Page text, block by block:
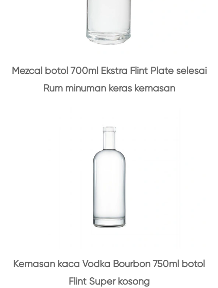
Mezcal botol 700ml Ekstra Flint Plate selesai
Rum minuman keras kemasan
Kemasan kaca Vodka Bourbon 750ml botol
Flint Super kosong